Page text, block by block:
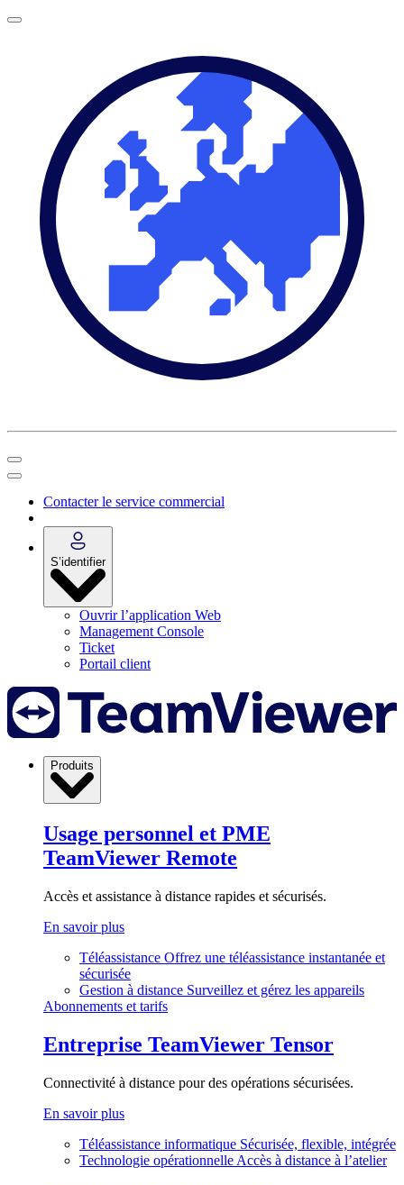
Contacter le service commercial
S’identifier
Ouvrir l’application Web
Management Console
Ticket
Portail client
Produits
Usage personnel et PME
TeamViewer Remote
Accès et assistance à distance rapides et sécurisés.
En savoir plus
Téléassistance Offrez une téléassistance instantanée et
sécurisée
Gestion à distance Surveillez et gérez les appareils
Abonnements et tarifs
Entreprise TeamViewer Tensor
Connectivité à distance pour des opérations sécurisées.
En savoir plus
Téléassistance informatique Sécurisée, flexible, intégrée
Technologie opérationnelle Accès à distance à l’atelier